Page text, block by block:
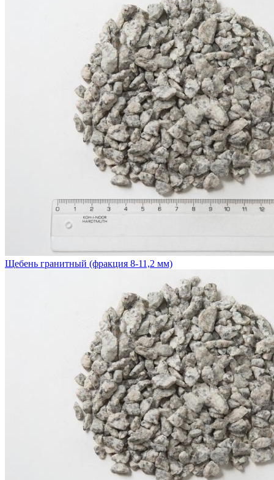
Щебень гранитный (фракция 8-11,2 мм)